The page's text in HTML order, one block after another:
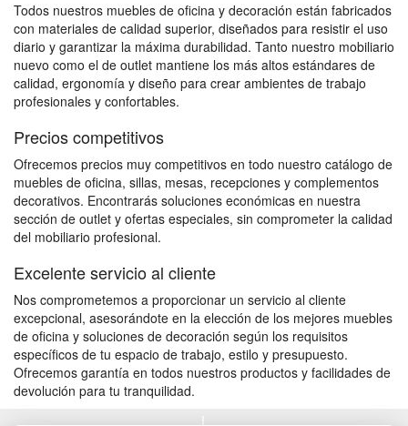
Todos nuestros muebles de oficina y decoración están fabricados
con materiales de calidad superior, diseñados para resistir el uso
diario y garantizar la máxima durabilidad. Tanto nuestro mobiliario
nuevo como el de outlet mantiene los más altos estándares de
calidad, ergonomía y diseño para crear ambientes de trabajo
profesionales y confortables.
Precios competitivos
Ofrecemos precios muy competitivos en todo nuestro catálogo de
muebles de oficina, sillas, mesas, recepciones y complementos
decorativos. Encontrarás soluciones económicas en nuestra
sección de outlet y ofertas especiales, sin comprometer la calidad
del mobiliario profesional.
Excelente servicio al cliente
Nos comprometemos a proporcionar un servicio al cliente
excepcional, asesorándote en la elección de los mejores muebles
de oficina y soluciones de decoración según los requisitos
específicos de tu espacio de trabajo, estilo y presupuesto.
Ofrecemos garantía en todos nuestros productos y facilidades de
devolución para tu tranquilidad.